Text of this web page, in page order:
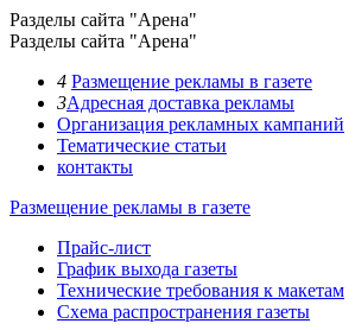
Разделы сайта "Арена"
Разделы сайта "Арена"
4 Размещение рекламы в газете
3Адресная доставка рекламы
Организация рекламных кампаний
Тематические статьи
контакты
Размещение рекламы в газете
Прайс-лист
График выхода газеты
Технические требования к макетам
Схема распространения газеты